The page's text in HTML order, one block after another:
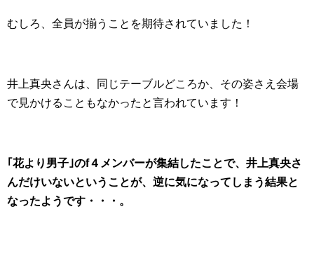
むしろ、全員が揃うことを期待されていました！
井上真央さんは、同じテーブルどころか、その姿さえ会場
で見かけることもなかったと言われています！
｢花より男子｣のf４メンバーが集結したことで、井上真央さ
んだけいないということが、逆に気になってしまう結果と
なったようです・・・。